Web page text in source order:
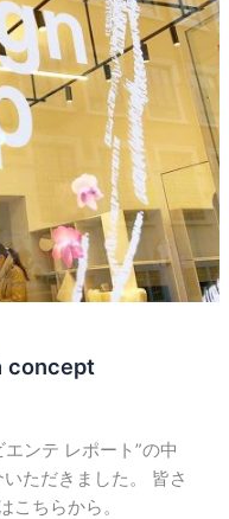
concept
ンテ レポート”の中
ただきました。 皆さ
ちらから。